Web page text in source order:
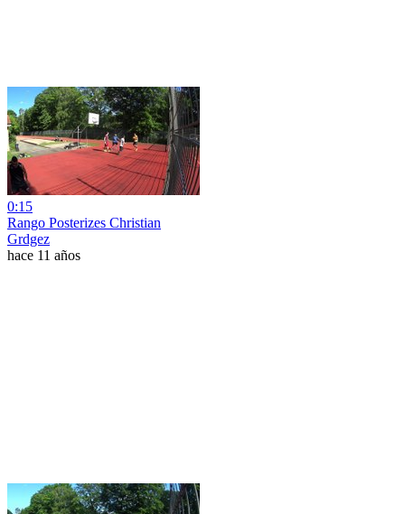
0:15
Rango Posterizes Christian
Grdgez
hace 11 años